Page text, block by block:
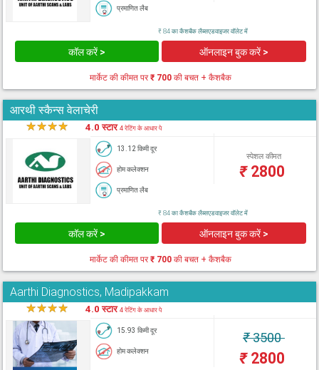
प्रमाणित लैब
₹ 84 का कैशबैक लैब्सएडवाइजर वॉलेट में
कॉल करें > ऑनलाइन बुक करें >
मार्केट की कीमत पर₹ 700की बचत + कैशबैक
आरथी स्कैन्स वेलाचेरी
★★★★ 4.0 स्टार4 रेटिंग के आधार पे
13.12 किमी दूर
होम कलेक्शन
प्रमाणित लैब
स्पेशल कीमत
₹2800
₹ 84 का कैशबैक लैब्सएडवाइजर वॉलेट में
कॉल करें > ऑनलाइन बुक करें >
मार्केट की कीमत पर₹ 700की बचत + कैशबैक
Aarthi Diagnostics, Madipakkam
★★★★ 4.0 स्टार4 रेटिंग के आधार पे
15.93 किमी दूर
होम कलेक्शन
₹3500
₹2800